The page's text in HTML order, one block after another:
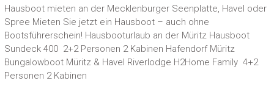
Hausboot mieten an der Mecklenburger Seenplatte, Havel oder
Spree Mieten Sie jetzt ein Hausboot – auch ohne
Bootsführerschein! Hausbooturlaub an der Müritz Hausboot
Sundeck 400 2+2 Personen 2 Kabinen Hafendorf Müritz
Bungalowboot Müritz & Havel Riverlodge H2Home Family 4+2
Personen 2 Kabinen